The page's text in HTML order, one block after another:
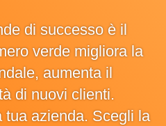
di successo è il
verde migliora la
aumenta il
di nuovi clienti.
tua azienda. Scegli la